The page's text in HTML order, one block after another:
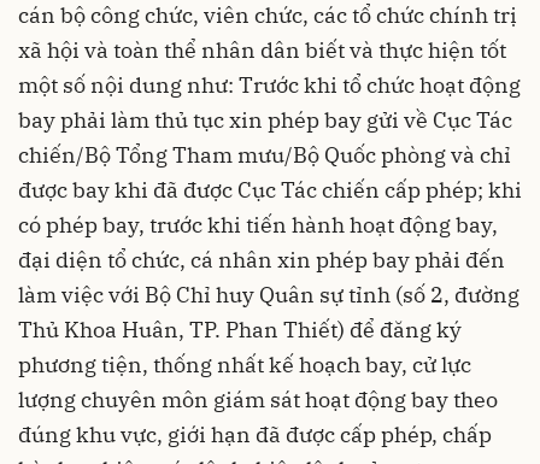
cán bộ công chức, viên chức, các tổ chức chính trị
xã hội và toàn thể nhân dân biết và thực hiện tốt
một số nội dung như: Trước khi tổ chức hoạt động
bay phải làm thủ tục xin phép bay gửi về Cục Tác
chiến/Bộ Tổng Tham mưu/Bộ Quốc phòng và chỉ
được bay khi đã được Cục Tác chiến cấp phép; khi
có phép bay, trước khi tiến hành hoạt động bay,
đại diện tổ chức, cá nhân xin phép bay phải đến
làm việc với Bộ Chỉ huy Quân sự tỉnh (số 2, đường
Thủ Khoa Huân, TP. Phan Thiết) để đăng ký
phương tiện, thống nhất kế hoạch bay, cử lực
lượng chuyên môn giám sát hoạt động bay theo
đúng khu vực, giới hạn đã được cấp phép, chấp